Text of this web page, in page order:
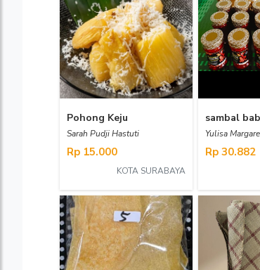
Pohong Keju
Sarah Pudji Hastuti
Rp 15.000
KOTA SURABAYA
sambal
Yulisa
Rp 30.882